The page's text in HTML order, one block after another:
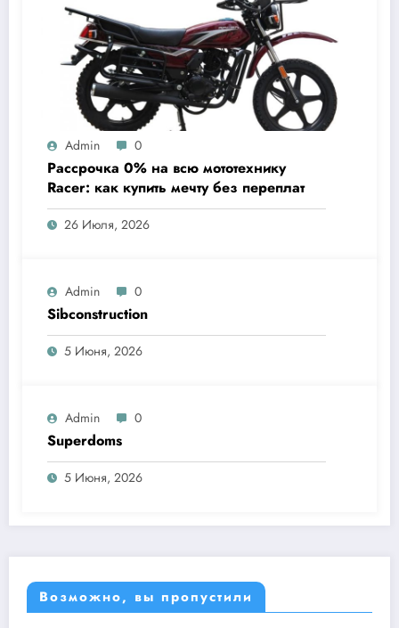
Admin 0
Рассрочка 0% на всю мототехнику
Racer: как купить мечту без переплат
26 Июля, 2026
Admin 0
Sibconstruction
5 Июня, 2026
Admin 0
Superdoms
5 Июня, 2026
Возможно, вы пропустили